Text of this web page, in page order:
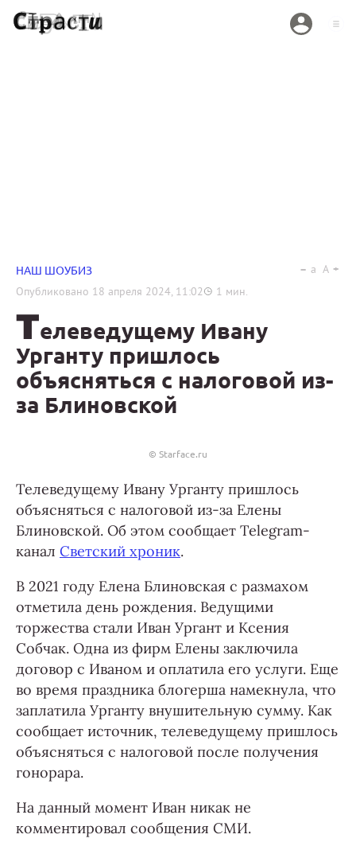
НАШ ШОУБИЗ
Опубликовано 18 апреля 2024, 11:02 1 мин.
a A
Телеведущему Ивану
Урганту пришлось
объясняться с налоговой из-
за Блиновской
© Starface.ru
Телеведущему Ивану Урганту пришлось
объясняться с налоговой из-за Елены
Блиновской. Об этом сообщает Telegram-
канал Светский хроник.
В 2021 году Елена Блиновская с размахом
отметила день рождения. Ведущими
торжества стали Иван Ургант и Ксения
Собчак. Одна из фирм Елены заключила
договор с Иваном и оплатила его услуги. Еще
во время праздника блогерша намекнула, что
заплатила Урганту внушительную сумму. Как
сообщает источник, телеведущему пришлось
объясняться с налоговой после получения
гонорара.
На данный момент Иван никак не
комментировал сообщения СМИ.